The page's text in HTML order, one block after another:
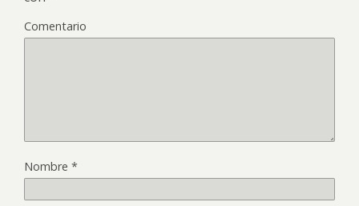
Comentario
Nombre *